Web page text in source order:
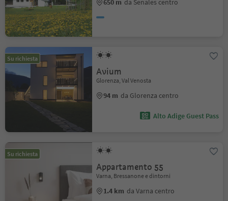
650 m da Senales centro
Su richiesta
Avium
Glorenza, Val Venosta
94 m da Glorenza centro
Alto Adige Guest Pass
Su richiesta
Appartamento 55
Varna, Bressanone e dintorni
1.4 km da Varna centro